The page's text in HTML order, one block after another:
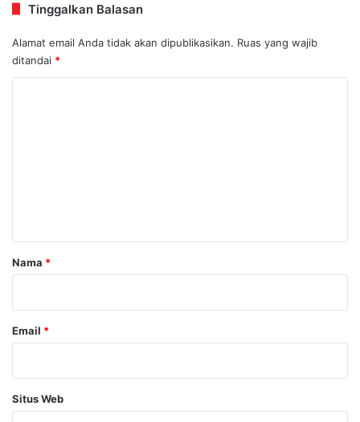
Tinggalkan Balasan
Alamat email Anda tidak akan dipublikasikan. Ruas yang wajib
ditandai *
rNama *
Email *
Situs Web